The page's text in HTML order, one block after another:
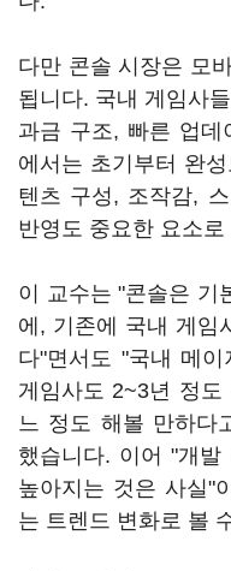
다만 콘솔 시장은 모
됩니다. 국내 게임사
과금 구조, 빠른 업
에서는 초기부터 완
텐츠 구성, 조작감,
반영도 중요한 요소
이 교수는 "콘솔은 기
에, 기존에 국내 게임
다"면서도 "국내 메
게임사도 2~3년 정도
느 정도 해볼 만하다
했습니다. 이어 "개발
높아지는 것은 사실"
는 트렌드 변화로 볼